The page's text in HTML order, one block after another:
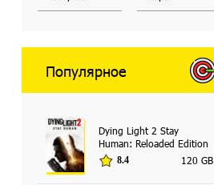
Популярное
Dying Light 2 Stay
Human: Reloaded Edition
8.4 120 GB